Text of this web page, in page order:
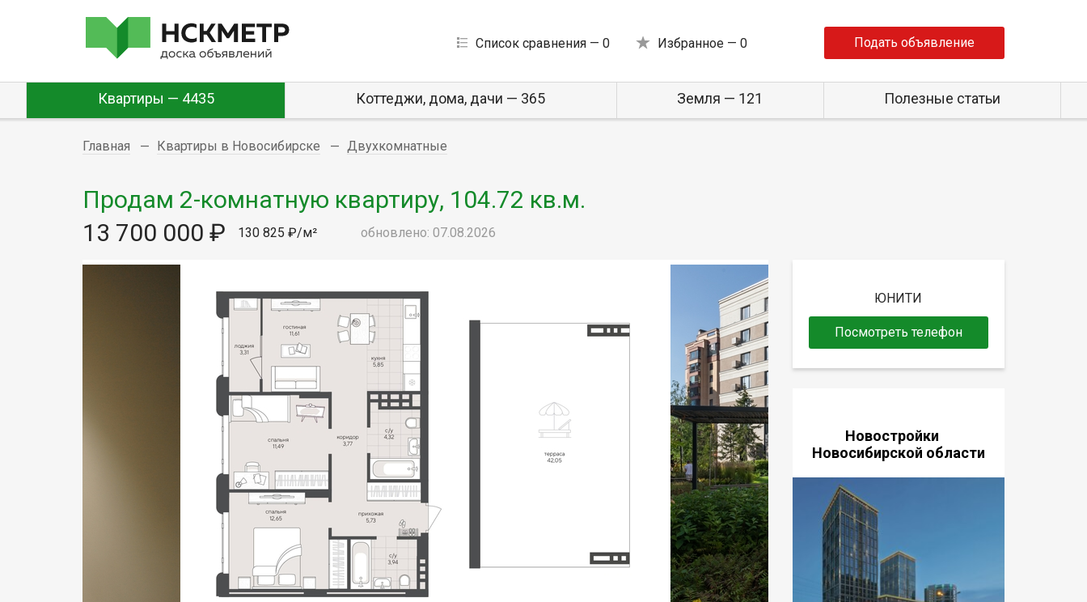
Список сравнения — 0 Избранное — 0 Подать объявление
Квартиры — 4435 Коттеджи, дома, дачи — 365 Земля — 121 Полезные статьи
Главная Квартиры в Новосибирске Двухкомнатные
Продам 2-комнатную квартиру, 104.72 кв.м.
13 700 000 ₽
130 825 ₽/м² обновлено: 07.08.2026
ЮНИТИ
Посмотреть телефон
Новостройки
Новосибирской области